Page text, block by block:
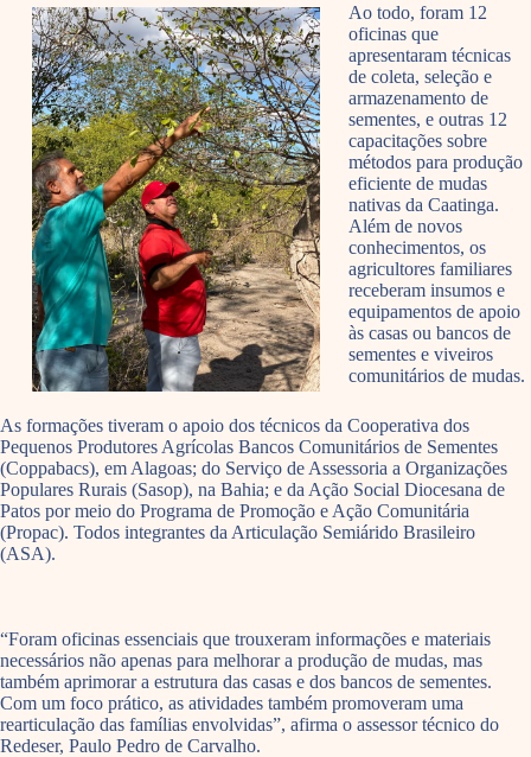
Ao todo, foram 12
oficinas que
apresentaram técnicas
de coleta, seleção e
armazenamento de
sementes, e outras 12
capacitações sobre
métodos para produção
eficiente de mudas
nativas da Caatinga.
Além de novos
conhecimentos, os
agricultores familiares
receberam insumos e
equipamentos de apoio
às casas ou bancos de
sementes e viveiros
comunitários de mudas.
As formações tiveram o apoio dos técnicos da Cooperativa dos
Pequenos Produtores Agrícolas Bancos Comunitários de Sementes
(Coppabacs), em Alagoas; do Serviço de Assessoria a Organizações
Populares Rurais (Sasop), na Bahia; e da Ação Social Diocesana de
Patos por meio do Programa de Promoção e Ação Comunitária
(Propac). Todos integrantes da Articulação Semiárido Brasileiro
(ASA).
“Foram oficinas essenciais que trouxeram informações e materiais
necessários não apenas para melhorar a produção de mudas, mas
também aprimorar a estrutura das casas e dos bancos de sementes.
Com um foco prático, as atividades também promoveram uma
rearticulação das famílias envolvidas”, afirma o assessor técnico do
Redeser, Paulo Pedro de Carvalho.